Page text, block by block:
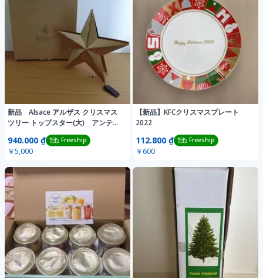
新品 Alsace アルザス クリスマス
ツリー トップスター(大) アンティ
940.000 ₫ Freeship
￥5,000
【新品】KFCクリスマスプレート
2022
112.800 ₫ Freeship
￥600